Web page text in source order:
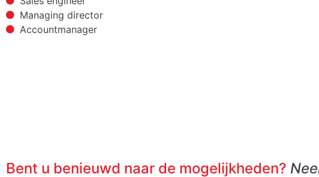
Managing director
Accountmanager
Bent u benieuwd naar de mogelijkheden?